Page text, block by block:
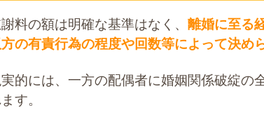
料の額は明確な基準はなく、 離婚に至る
の有責行為の程度や回数等によって決め
的には、一方の配偶者に婚姻関係破綻の
す。